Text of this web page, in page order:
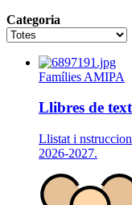
Categoria
Famílies AMIPA
Llibres de
Llistat i
2026-2027.